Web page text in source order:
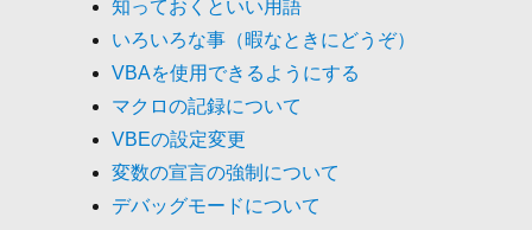
知っておくといい用語
いろいろな事（暇なときにどうぞ）
VBAを使用できるようにする
マクロの記録について
VBEの設定変更
変数の宣言の強制について
デバッグモードについて